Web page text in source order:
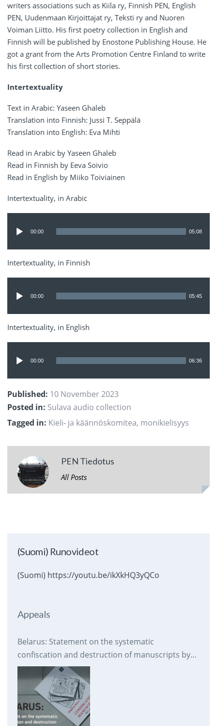
writers associations such as Kiila ry, Finnish PEN, English
PEN, Uudenmaan Kirjoittajat ry, Teksti ry and Nuoren
Voiman Liitto. His first poetry collection in English and
Finnish will be published by Enostone Publishing House. He
got a grant from the Arts Promotion Centre Finland to write
his first collection of short stories.
Intertextuality
Text in Arabic: Yaseen Ghaleb
Translation into Finnish: Jussi T. Seppälä
Translation into English: Eva Mihti
Read in Arabic by Yaseen Ghaleb
Read in Finnish by Eeva Soivio
Read in English by Miiko Toiviainen
Intertextuality, in Arabic
Player
00:00 05:08
Intertextuality, in Finnish
Player
00:00 05:45
Intertextuality, in English
Player
00:00 06:36
Published: 10 November 2023
Posted in: Sulava audio collection
Tagged in: Kieli- ja käännöskomitea, monikielisyys
PEN Tiedotus
All Posts
(Suomi) Runovideot
(Suomi) https://youtu.be/ikXkHQ3yQCo
Appeals
Belarus: Statement on the systematic
confiscation and destruction of manuscripts by
prison authorities